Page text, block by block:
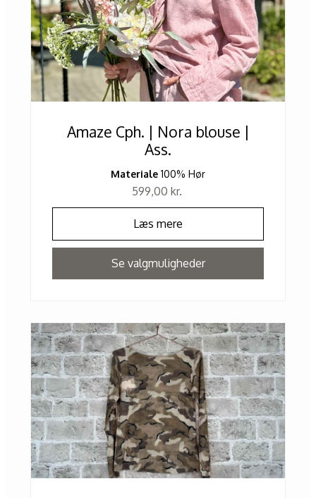
Amaze Cph. | Nora blouse |
Ass.
Materiale 100% Hør
599,00 kr.
Læs mere
Se valgmuligheder